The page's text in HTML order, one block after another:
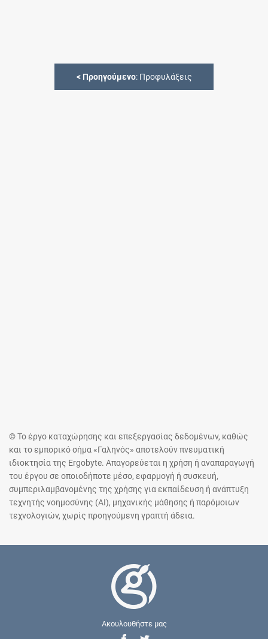
< Προηγούμενο: Προφυλάξεις
© Το έργο καταχώρησης και επεξεργασίας δεδομένων, καθώς
και το εμπορικό σήμα «Γαληνός» αποτελούν πνευματική
ιδιοκτησία της Ergobyte. Απαγορεύεται η χρήση ή αναπαραγωγή
του έργου σε οποιοδήποτε μέσο, εφαρμογή ή συσκευή,
συμπεριλαμβανομένης της χρήσης για εκπαίδευση ή ανάπτυξη
τεχνητής νοημοσύνης (AI), μηχανικής μάθησης ή παρόμοιων
τεχνολογιών, χωρίς προηγούμενη γραπτή άδεια.
Ακουλουθήστε μας